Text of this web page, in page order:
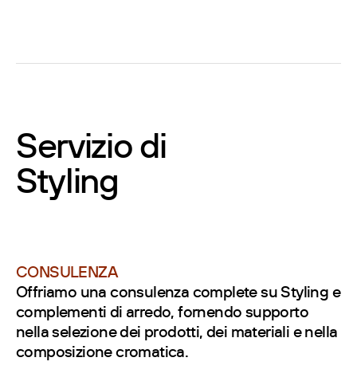
Servizio di
Styling
CONSULENZA
Offriamo una consulenza complete su Styling e
complementi di arredo, fornendo supporto
nella selezione dei prodotti, dei materiali e nella
composizione cromatica.